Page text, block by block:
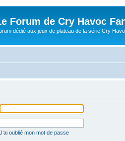
Forum de Cry Havoc
dédié aux jeux de plateau de la série Cry
J’ai oublié mon mot de passe